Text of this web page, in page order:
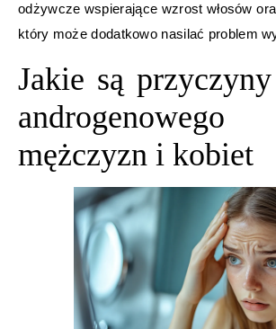
odżywcze wspierające wzrost włosów
który może dodatkowo nasilać problem
Jakie są
mężczyzn i kobiet